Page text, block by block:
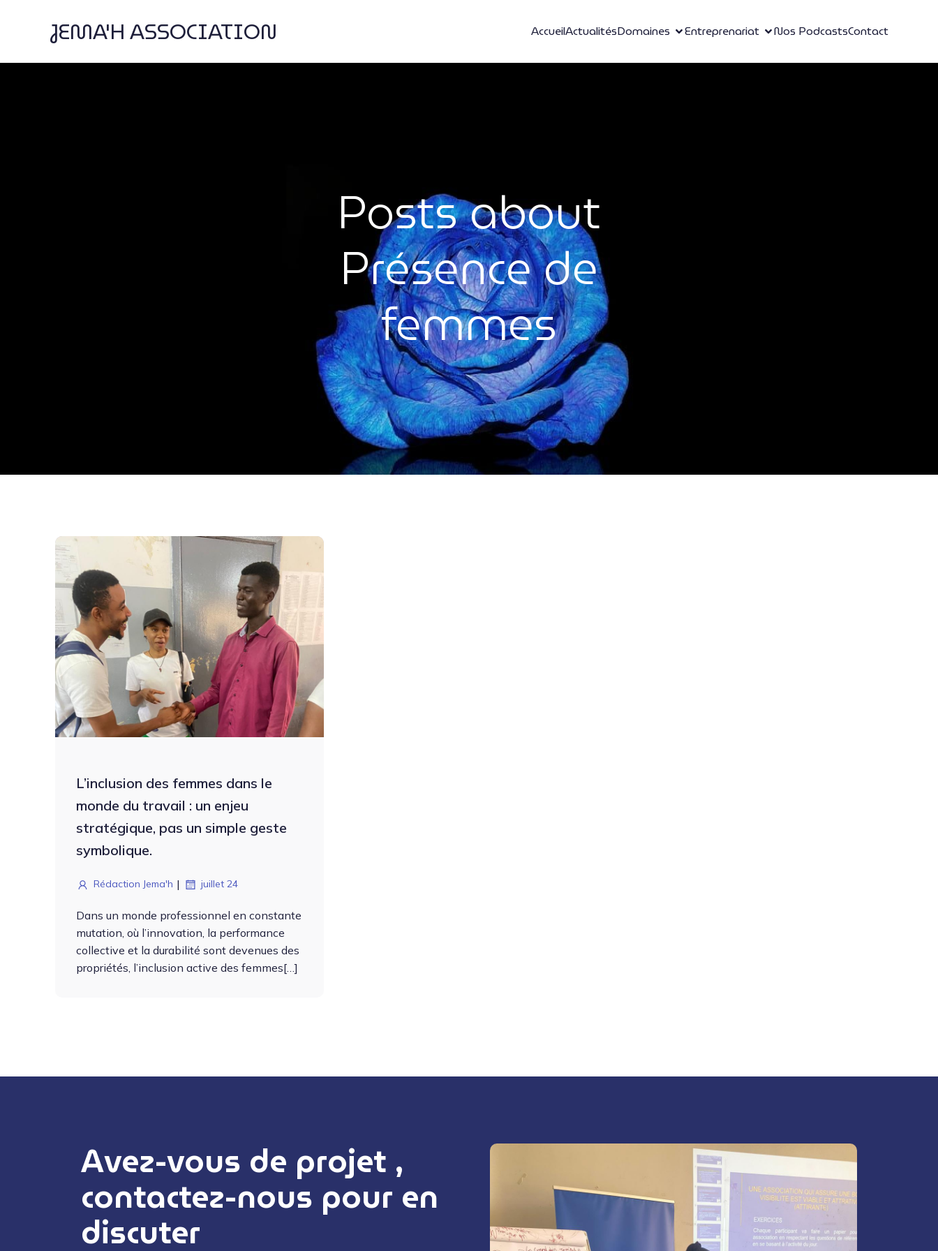
JEMA'H ASSOCIATION AccueilActualitésDomaines Entreprenariat Nos PodcastsContact
Posts about
Présence de
femmes
L’inclusion des femmes dans le
monde du travail : un enjeu
stratégique, pas un simple geste
symbolique.
Rédaction Jema'h | juillet 24
Dans un monde pro­fes­sion­nel en con­stante
muta­tion, où l’innovation, la per­for­mance
col­lec­tive et la dura­bil­ité sont dev­enues des
pro­priétés, l’inclusion active des femmes[…]
Avez-vous de projet ,
contactez-nous pour en
discuter